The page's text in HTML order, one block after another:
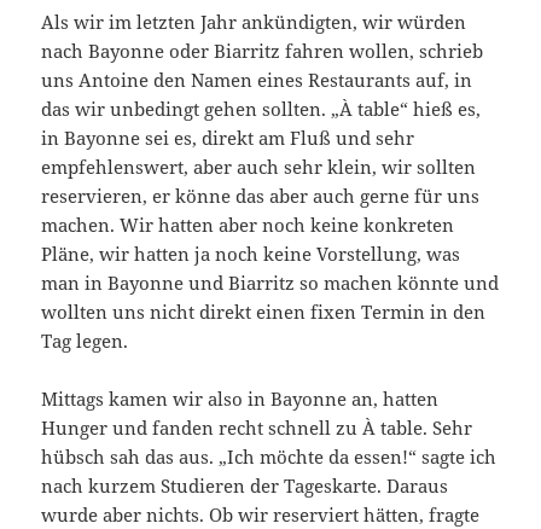
Als wir im letzten Jahr ankündigten, wir würden
nach Bayonne oder Biarritz fahren wollen, schrieb
uns Antoine den Namen eines Restaurants auf, in
das wir unbedingt gehen sollten. „À table“ hieß es,
in Bayonne sei es, direkt am Fluß und sehr
empfehlenswert, aber auch sehr klein, wir sollten
reservieren, er könne das aber auch gerne für uns
machen. Wir hatten aber noch keine konkreten
Pläne, wir hatten ja noch keine Vorstellung, was
man in Bayonne und Biarritz so machen könnte und
wollten uns nicht direkt einen fixen Termin in den
Tag legen.
Mittags kamen wir also in Bayonne an, hatten
Hunger und fanden recht schnell zu À table. Sehr
hübsch sah das aus. „Ich möchte da essen!“ sagte ich
nach kurzem Studieren der Tageskarte. Daraus
wurde aber nichts. Ob wir reserviert hätten, fragte